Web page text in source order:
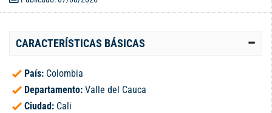
CARACTERÍSTICAS BÁSICAS
País: Colombia
Departamento: Valle del Cauca
Ciudad: Cali